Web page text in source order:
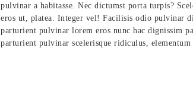
pulvinar a habitasse. Nec dictumst porta turpis?
eros ut, platea. Integer vel! Facilisis odio pulvinar
parturient pulvinar lorem eros nunc hac dignissim
parturient pulvinar scelerisque ridiculus, elementum